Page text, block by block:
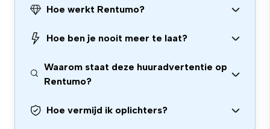
Hoe werkt Rentumo?
Hoe ben je nooit meer te laat?
Waarom staat deze huuradvertentie op
Rentumo?
Hoe vermijd ik oplichters?